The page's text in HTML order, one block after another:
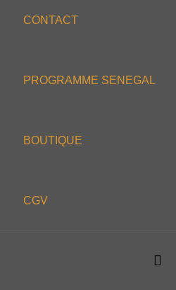
CONTACT
PROGRAMME SENEGAL
BOUTIQUE
CGV